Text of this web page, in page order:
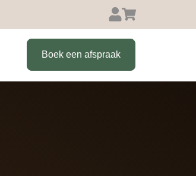
Boek een afspraak